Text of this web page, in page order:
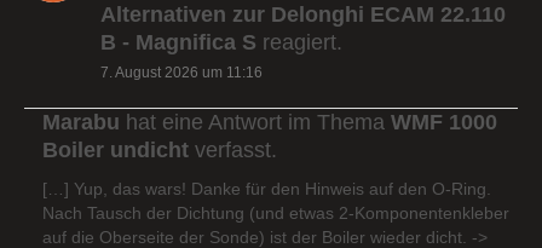
Alternativen zur Delonghi ECAM 22.110
B - Magnifica S reagiert.
7. August 2026 um 11:16
Marabu hat eine Antwort im Thema WMF 1000
Boiler undicht verfasst.
[…] Yup, das wars! Danke für den Hinweis auf den O-Ring.
Nach Tausch der Dichtung (und etwas 2-Komponentenkleber
auf die Oberseite der Sonde) ist der Boiler wieder dicht. ->